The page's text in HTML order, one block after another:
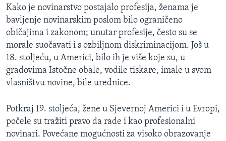
SVIJET
KORUPCIJA
SLOBODA MEDIJA
ŽENSKA STRANA
IZBJEGLIČKA STRANA
MAGAZIN
Learning English
Kako je novinarstvo postajalo profesija, ženama je
bavljenje novinarskim poslom bilo ograničeno
običajima i zakonom; unutar profesije, često su se
morale suočavati i s ozbiljnom diskriminacijom. Još u
18. stoljeću, u Americi, bilo ih je više koje su, u
gradovima Istočne obale, vodile tiskare, imale u svom
vlasništvu novine, bile urednice.
Potkraj 19. stoljeća, žene u Sjevernoj Americi i u Evropi,
počele su tražiti pravo da rade i kao profesionalni
novinari. Povećane mogućnosti za visoko obrazovanje